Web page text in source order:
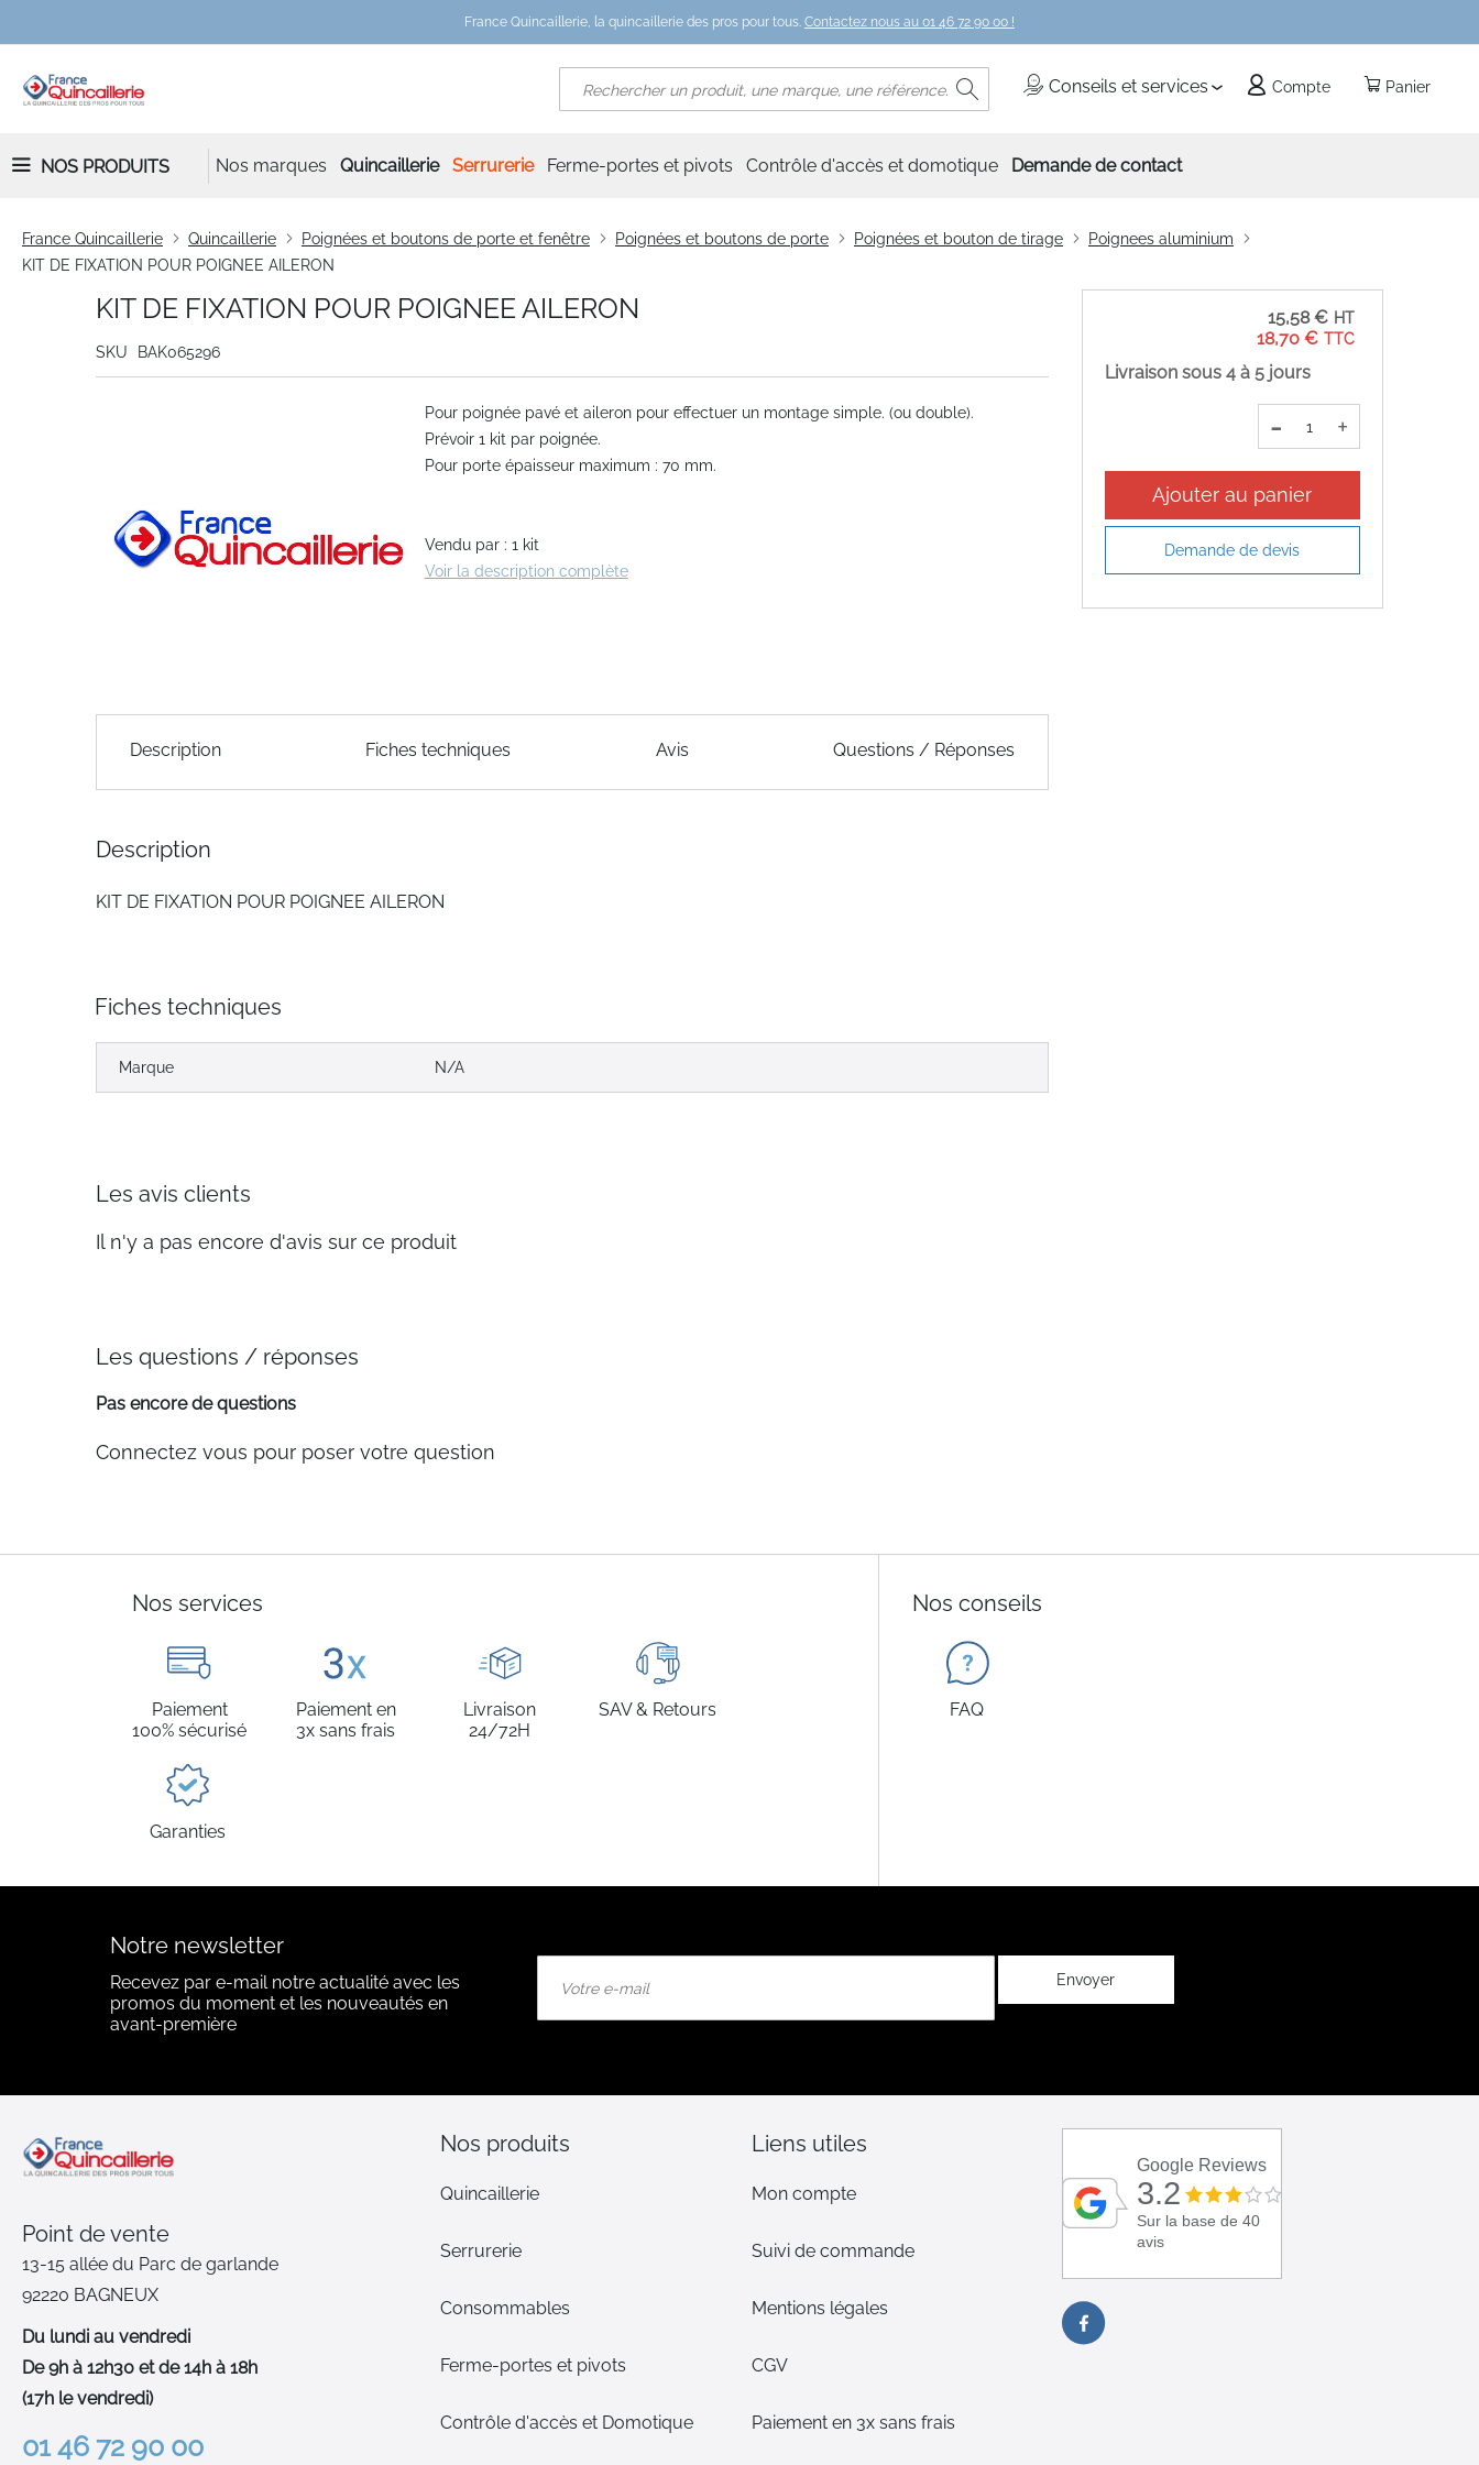
France Quincaillerie, la quincaillerie des pros pour tous. Contactez nous au 01 46 72 90 00 !
Panier
Conseils et services Compte
Rechercher
NOS PRODUITS Nos marques Quincaillerie Serrurerie Ferme-portes et pivots Contrôle d'accès et domotique Demande de contact
France Quincaillerie Quincaillerie Poignées et boutons de porte et fenêtre Poignées et boutons de porte Poignées et bouton de tirage
Poignees aluminium
KIT DE FIXATION POUR POIGNEE AILERON
KIT DE FIXATION POUR POIGNEE AILERON
SKU BAK065296
the
images
gallery
the
images
Pour poignée pavé et aileron pour effectuer un montage simple. (ou double).
Prévoir 1 kit par poignée.
Pour porte épaisseur maximum : 70 mm.
Vendu par : 1 kit
Voir la description complète
Description Fiches techniques Avis Questions / Réponses
Description
KIT DE FIXATION POUR POIGNEE AILERON
Fiches techniques
Marque N/A
Les avis clients
Il n'y a pas encore d'avis sur ce produit
Les questions / réponses
Pas encore de questions
Connectez vous pour poser votre question
18,70 €
15,58 €
Livraison sous 4 à 5 jours
- +
Ajouter au panier
Demande de devis
Nos services
Paiement
100% sécurisé
Paiement en
3x sans frais
Livraison
24/72H
SAV & Retours
Garanties
Nos conseils
FAQ
Notre newsletter
Recevez par e-mail notre actualité avec les
promos du moment et les nouveautés en
avant-première
notre
:
Envoyer
Point de vente
13-15 allée du Parc de garlande
92220 BAGNEUX
Du lundi au vendredi
De 9h à 12h30 et de 14h à 18h
(17h le vendredi)
01 46 72 90 00
Nos produits
Quincaillerie
Serrurerie
Consommables
Ferme-portes et pivots
Contrôle d'accès et Domotique
Liens utiles
Mon compte
Suivi de commande
Mentions légales
CGV
Paiement en 3x sans frais
Google Reviews
3.2
Sur la base de 40
avis